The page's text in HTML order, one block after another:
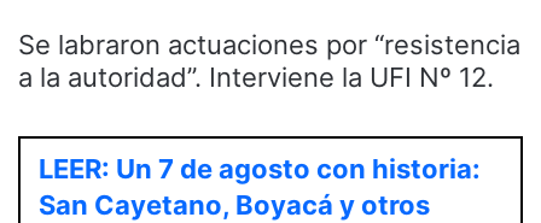
Se labraron actuaciones por “resistencia
a la autoridad”. Interviene la UFI Nº 12.
LEER: Un 7 de agosto con historia:
San Cayetano, Boyacá y otros